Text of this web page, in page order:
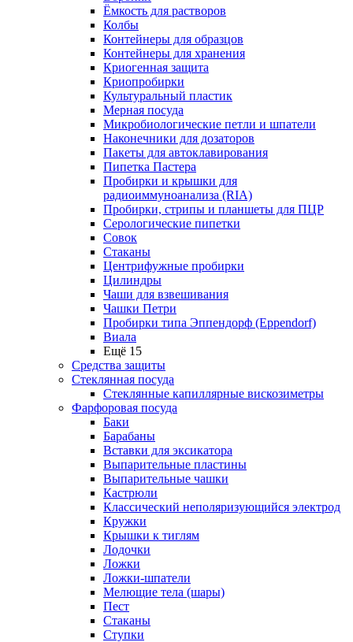
Ёмкость для растворов
Колбы
Контейнеры для образцов
Контейнеры для хранения
Криогенная защита
Криопробирки
Культуральный пластик
Мерная посуда
Микробиологические петли и шпатели
Наконечники для дозаторов
Пакеты для автоклавирования
Пипетка Пастера
Пробирки и крышки для
радиоиммуноанализа (RIA)
Пробирки, стрипы и планшеты для ПЦР
Серологические пипетки
Совок
Стаканы
Центрифужные пробирки
Цилиндры
Чаши для взвешивания
Чашки Петри
Пробирки типа Эппендорф (Eppendorf)
Виала
Ещё 15
Средства защиты
Стеклянная посуда
Стеклянные капиллярные вискозиметры
Фарфоровая посуда
Баки
Барабаны
Вставки для эксикатора
Выпарительные пластины
Выпарительные чашки
Кастрюли
Классический неполяризующийся электрод
Кружки
Крышки к тиглям
Лодочки
Ложки
Ложки-шпатели
Мелющие тела (шары)
Пест
Стаканы
Ступки